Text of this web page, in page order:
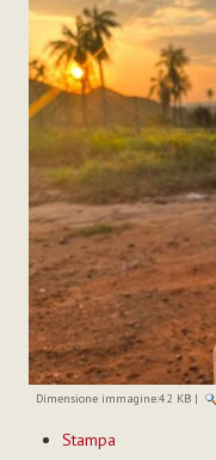
Dimensione immagine:42 KB|
sul
Stampa